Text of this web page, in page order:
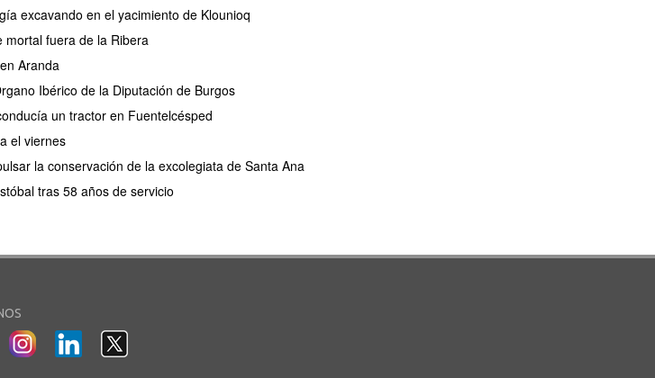
excavando en el yacimiento de Klounioq
mortal fuera de la Ribera
Aranda
Ibérico de la Diputación de Burgos
un tractor en Fuentelcésped
el viernes
la conservación de la excolegiata de Santa Ana
tras 58 años de servicio